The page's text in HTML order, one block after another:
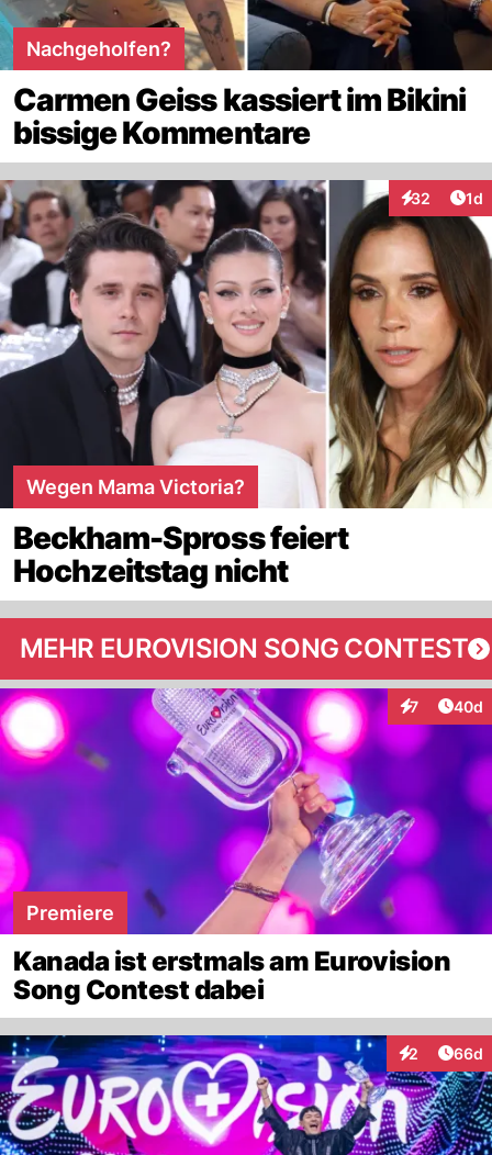
Nachgeholfen?
Carmen Geiss kassiert im Bikini
bissige Kommentare
32
Interaktionen
1d
Wegen Mama Victoria?
Beckham-Spross feiert
Hochzeitstag nicht
MEHR EUROVISION SONG CONTEST
7
Interaktionen
40d
Premiere
Kanada ist erstmals am Eurovision
Song Contest dabei
2
Interaktionen
66d